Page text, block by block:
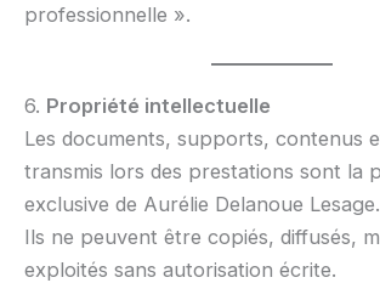
professionnelle ».
6. Propriété intellectuelle
Les documents, supports, contenus
transmis lors des prestations sont la
exclusive de Aurélie Delanoue Lesage.
Ils ne peuvent être copiés, diffusés,
exploités sans autorisation écrite.